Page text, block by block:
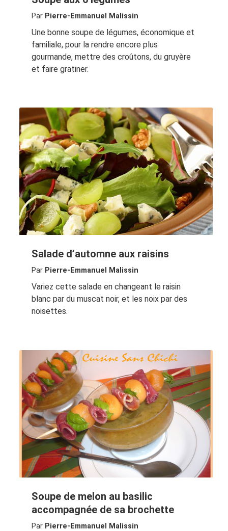
Par Pierre-Emmanuel Malissin
Une bonne soupe de légumes, économique et
familiale, pour la rendre encore plus
gourmande, mettre des croûtons, du gruyère
et faire gratiner.
Salade d’automne aux raisins
Par Pierre-Emmanuel Malissin
Variez cette salade en changeant le raisin
blanc par du muscat noir, et les noix par des
noisettes.
Soupe de melon au basilic
accompagnée de sa brochette
Par Pierre-Emmanuel Malissin